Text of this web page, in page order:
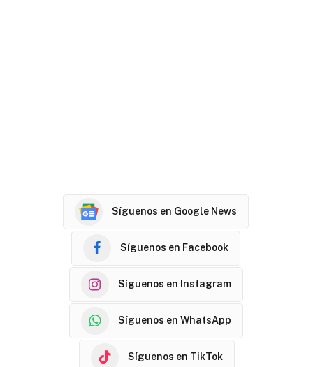
Síguenos en Google News
Síguenos en Facebook
Síguenos en Instagram
Síguenos en WhatsApp
Síguenos en TikTok